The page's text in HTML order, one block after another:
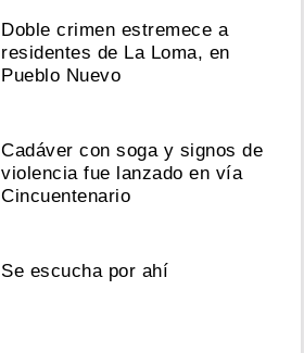
Doble crimen estremece a
residentes de La Loma, en
Pueblo Nuevo
Cadáver con soga y signos de
violencia fue lanzado en vía
Cincuentenario
Se escucha por ahí